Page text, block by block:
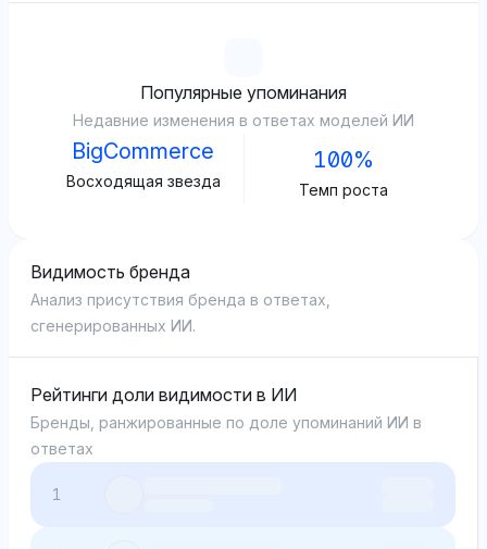
Популярные упоминания
Недавние изменения в ответах моделей ИИ
BigCommerce
Восходящая звезда
100%
Темп роста
Видимость бренда
Анализ присутствия бренда в ответах,
сгенерированных ИИ.
Рейтинги доли видимости в ИИ
Бренды, ранжированные по доле упоминаний ИИ в
ответах
1